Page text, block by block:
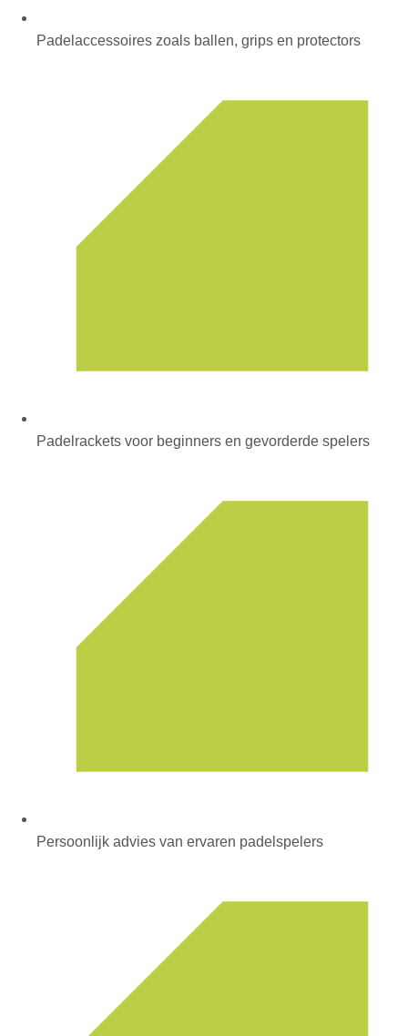
Padelaccessoires zoals ballen, grips en protectors
Padelrackets voor beginners en gevorderde spelers
Persoonlijk advies van ervaren padelspelers